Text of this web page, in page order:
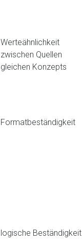
Werteähnlichkeit
zwischen Quellen
gleichen Konzepts
Formatbeständigkeit
logische Beständigkeit